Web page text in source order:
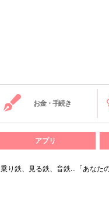
お金・手続き
アプリ
乗り鉄、見る鉄、音鉄…「あなた